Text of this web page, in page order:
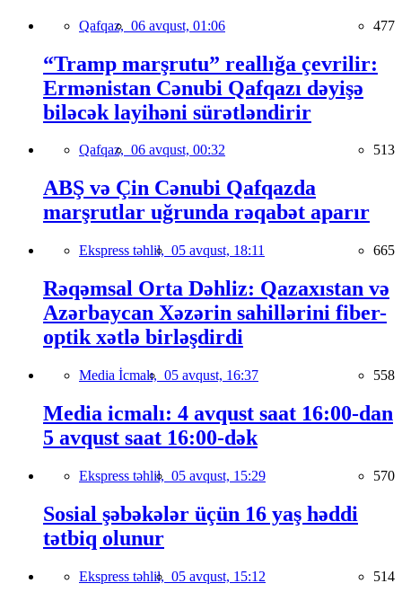
Qafqaz, 06 avqust, 01:06 477
“Tramp marşrutu” reallığa çevrilir:
Ermənistan Cənubi Qafqazı dəyişə
biləcək layihəni sürətləndirir
Qafqaz, 06 avqust, 00:32 513
ABŞ və Çin Cənubi Qafqazda
marşrutlar uğrunda rəqabət aparır
Ekspress təhlil, 05 avqust, 18:11 665
Rəqəmsal Orta Dəhliz: Qazaxıstan və
Azərbaycan Xəzərin sahillərini fiber-
optik xətlə birləşdirdi
Media İcmalı, 05 avqust, 16:37 558
Media icmalı: 4 avqust saat 16:00-dan
5 avqust saat 16:00-dək
Ekspress təhlil, 05 avqust, 15:29 570
Sosial şəbəkələr üçün 16 yaş həddi
tətbiq olunur
Ekspress təhlil, 05 avqust, 15:12 514